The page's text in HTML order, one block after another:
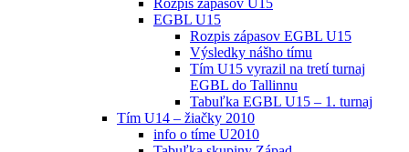
EGBL U15
Rozpis zápasov EGBL U15
Výsledky nášho tímu
Tím U15 vyrazil na tretí turnaj
EGBL do Tallinnu
Tabuľka EGBL U15 – 1. turnaj
Tím U14 – žiačky 2010
info o tíme U2010